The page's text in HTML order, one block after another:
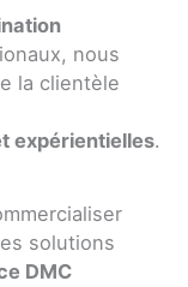
nous
la clientèle
expérientielles.
solutions
DMC